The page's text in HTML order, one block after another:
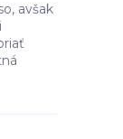
avšak